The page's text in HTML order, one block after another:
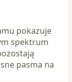
pokazuje
spektrum
pasma na